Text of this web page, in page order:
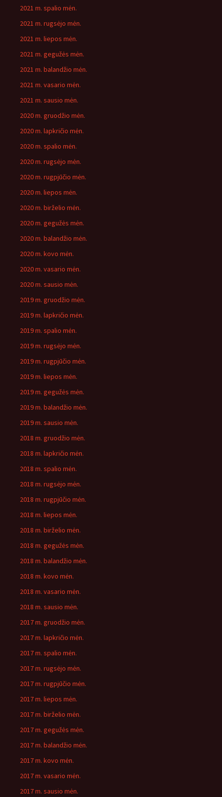
2021 m. spalio mėn.
2021 m. rugsėjo mėn.
2021 m. liepos mėn.
2021 m. gegužės mėn.
2021 m. balandžio mėn.
2021 m. vasario mėn.
2021 m. sausio mėn.
2020 m. gruodžio mėn.
2020 m. lapkričio mėn.
2020 m. spalio mėn.
2020 m. rugsėjo mėn.
2020 m. rugpjūčio mėn.
2020 m. liepos mėn.
2020 m. birželio mėn.
2020 m. gegužės mėn.
2020 m. balandžio mėn.
2020 m. kovo mėn.
2020 m. vasario mėn.
2020 m. sausio mėn.
2019 m. gruodžio mėn.
2019 m. lapkričio mėn.
2019 m. spalio mėn.
2019 m. rugsėjo mėn.
2019 m. rugpjūčio mėn.
2019 m. liepos mėn.
2019 m. gegužės mėn.
2019 m. balandžio mėn.
2019 m. sausio mėn.
2018 m. gruodžio mėn.
2018 m. lapkričio mėn.
2018 m. spalio mėn.
2018 m. rugsėjo mėn.
2018 m. rugpjūčio mėn.
2018 m. liepos mėn.
2018 m. birželio mėn.
2018 m. gegužės mėn.
2018 m. balandžio mėn.
2018 m. kovo mėn.
2018 m. vasario mėn.
2018 m. sausio mėn.
2017 m. gruodžio mėn.
2017 m. lapkričio mėn.
2017 m. spalio mėn.
2017 m. rugsėjo mėn.
2017 m. rugpjūčio mėn.
2017 m. liepos mėn.
2017 m. birželio mėn.
2017 m. gegužės mėn.
2017 m. balandžio mėn.
2017 m. kovo mėn.
2017 m. vasario mėn.
2017 m. sausio mėn.